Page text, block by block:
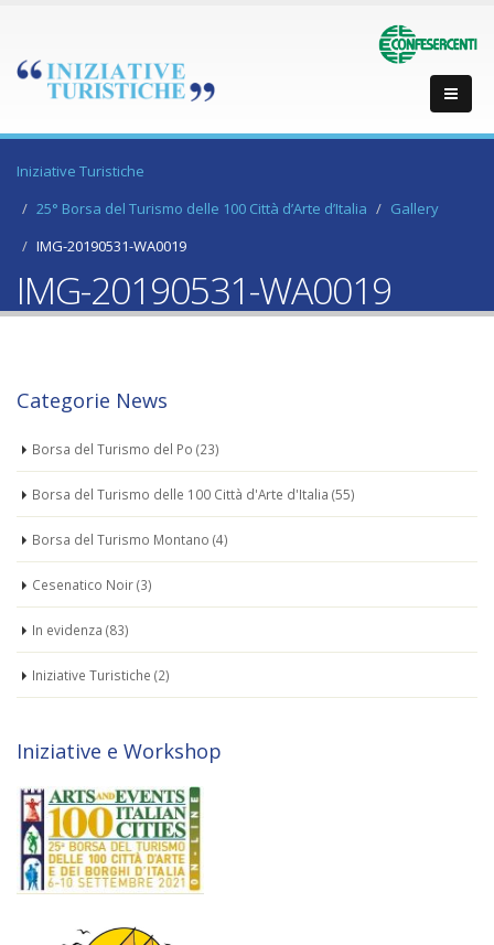
Iniziative Turistiche
25° Borsa del Turismo delle 100 Città d’Arte d’Italia
Gallery
IMG-20190531-WA0019
IMG-20190531-WA0019
Categorie News
Borsa del Turismo del Po (23)
Borsa del Turismo delle 100 Città d'Arte d'Italia (55)
Borsa del Turismo Montano (4)
Cesenatico Noir(3)
In evidenza (83)
Iniziative Turistiche (2)
Iniziative e Workshop